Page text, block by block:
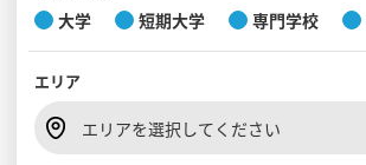
入試・受験入門
大学 短期大学 専門学校
エリア
エリアを選択してください